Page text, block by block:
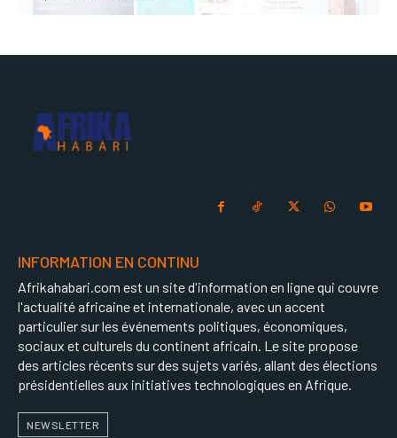
INFORMATION EN CONTINU
Afrikahabari.com est un site d'information en ligne qui couvre
l'actualité africaine et internationale, avec un accent
particulier sur les événements politiques, économiques,
sociaux et culturels du continent africain. Le site propose
des articles récents sur des sujets variés, allant des élections
présidentielles aux initiatives technologiques en Afrique.
NEWSLETTER